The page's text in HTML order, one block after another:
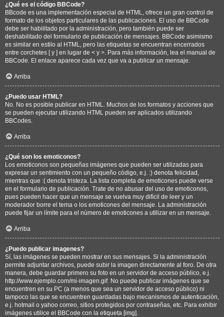
¿Qué es el código BBCode?
BBcode es una implementación especial de HTML, ofrece un gran control de
formato de los objetos particulares de las publicaciones. El uso de BBCode
debe ser habilitado por la administración, pero también puede ser
deshabilitado del formulario de publicación de mensajes. BBCode asimismo
es similar en estilo al HTML, pero las etiquetas se encuentran encerrados
entre corchetes [ y ] en lugar de < y >. Para más información, lea el manual de
BBCode. El enlace aparece cada vez que va a publicar un mensaje.
Arriba
¿Puedo usar HTML?
No. No es posible publicar en HTML. Muchos de los formatos y acciones que
se pueden ejecutar utilizando HTML pueden ser aplicados utilizando
BBCodes.
Arriba
¿Qué son los emoticonos?
Los emoticonos son pequeñas imágenes que pueden ser utilizadas para
expresar un sentimiento con un pequeño código, e.j. :) denota felicidad,
mientras que :( denota tristeza. La lista completa de emoticones puede verse
en el formulario de publicación. Trate de no abusar del uso de emoticonos,
pues pueden hacer que un mensaje se vuelva muy difícil de leer y un
moderador borre el tema o los emoticones del mensaje. La administración
puede fijar un límite para el número de emoticones a utilizar en un mensaje.
Arriba
¿Puedo publicar imagenes?
Sí, las imágenes se pueden mostrar en sus mensajes. Si la administración
permite adjuntar archivos, puede subir la imagen directamente al foro. De otra
manera, debe guardar primero su foto en un servidor de acceso público, e.j.
http://www.ejemplo.com/mi-imagen.gif. No puede publicar imágenes que se
encuentren en su PC (a menos que sea un servidor de acceso público) ni
tampoco las que se encuentren guardadas bajo mecanismos de autenticación,
e.j. hotmail o yahoo correo, sitios protegidos por contraseñas, etc. Para exhibir
imágenes utilice el BBCode con la etiqueta [img].